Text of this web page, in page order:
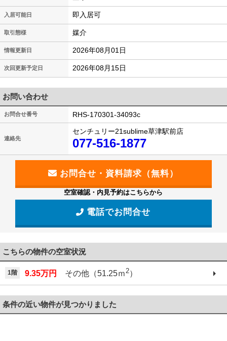
入居可能日 即入居可
取引態様 媒介
情報更新日 2026年08月01日
次回更新予定日 2026年08月15日
お問い合わせ
お問合せ番号 RHS-170301-34093c
連絡先
センチュリー21sublime草津駅前店
077-516-1877
空室確認・内見予約はこちらから
電話でお問合せ
こちらの物件の空室状況
1階 9.35万円 その他（51.25ｍ2）
条件の近い物件が見つかりました